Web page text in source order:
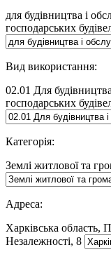
для будівництва і
господарських
Вид використання:
02.01 Для
господарських
Категорія:
Землі житлової та
Адреса:
Харківська область,
Незалежності, 8